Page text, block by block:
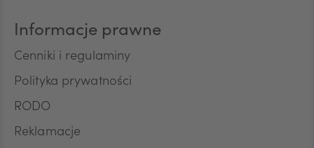
wycofanie zgody nie wpływa na zgodność z
prawem przetwarzania, którego dokonano na
podstawie zgody przed jej wycofaniem.
Informacje prawne
Cenniki i regulaminy
Polityka prywatności
RODO
Reklamacje